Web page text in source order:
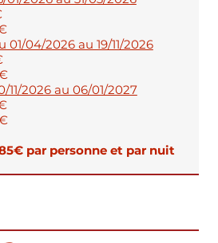
pour 2 personnes, pour un
idéal pour les couples
de bain privative
ville, proche de tout mais au
nuits ou simple escale : on
pratiques
01/04/2026 au 19/11/2026
11/2026 au 06/01/2027
par personne et par nuit